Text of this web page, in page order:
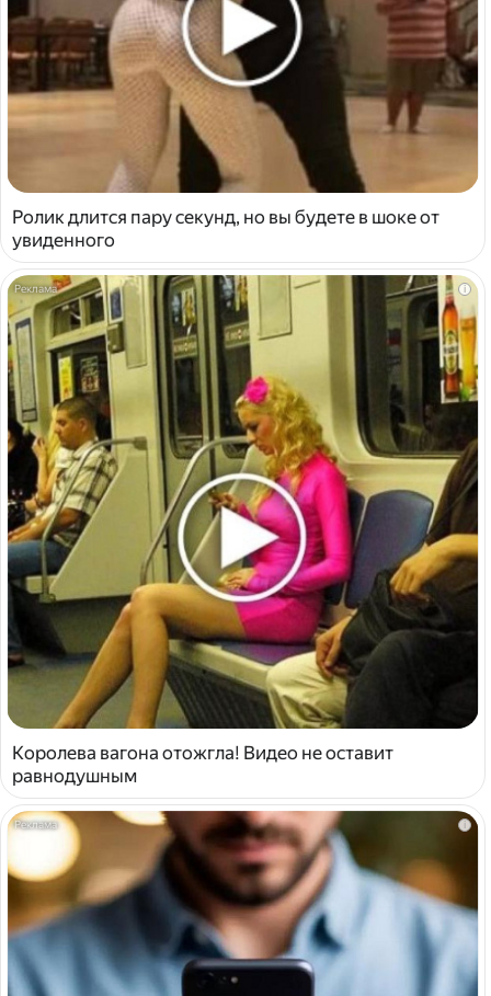
Ролик длится пару секунд, но вы будете в шоке от
увиденного
i
Королева вагона отожгла! Видео не оставит
равнодушным
i